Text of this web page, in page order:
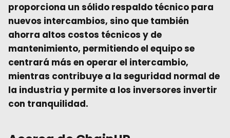
proporciona un sólido respaldo técnico para
nuevos intercambios, sino que también
ahorra altos costos técnicos y de
mantenimiento, permitiendo el equipo se
centrará más en operar el intercambio,
mientras contribuye a la seguridad normal de
la industria y permite a los inversores invertir
con tranquilidad.